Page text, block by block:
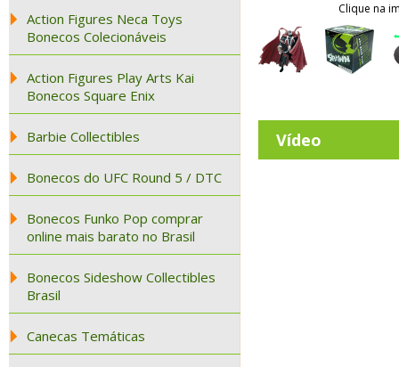
Action Figures Neca Toys
Bonecos Colecionáveis
Action Figures Play Arts Kai
Bonecos Square Enix
Barbie Collectibles
Bonecos do UFC Round 5 / DTC
Bonecos Funko Pop comprar
online mais barato no Brasil
Bonecos Sideshow Collectibles
Brasil
Canecas Temáticas
Clique na
Vídeo